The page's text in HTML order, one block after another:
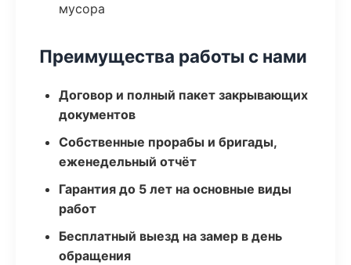
мусора
Преимущества работы с нами
Договор и полный пакет закрывающих
документов
Собственные прорабы и бригады,
еженедельный отчёт
Гарантия до 5 лет на основные виды
работ
Бесплатный выезд на замер в день
обращения